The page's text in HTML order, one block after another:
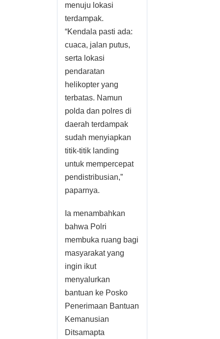
menuju lokasi
terdampak.
“Kendala pasti ada:
cuaca, jalan putus,
serta lokasi
pendaratan
helikopter yang
terbatas. Namun
polda dan polres di
daerah terdampak
sudah menyiapkan
titik-titik landing
untuk mempercepat
pendistribusian,”
paparnya.
Ia menambahkan
bahwa Polri
membuka ruang bagi
masyarakat yang
ingin ikut
menyalurkan
bantuan ke Posko
Penerimaan Bantuan
Kemanusian
Ditsamapta